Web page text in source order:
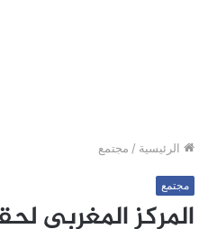
الرئيسية / مجتمع
مجتمع
المركز المغربي